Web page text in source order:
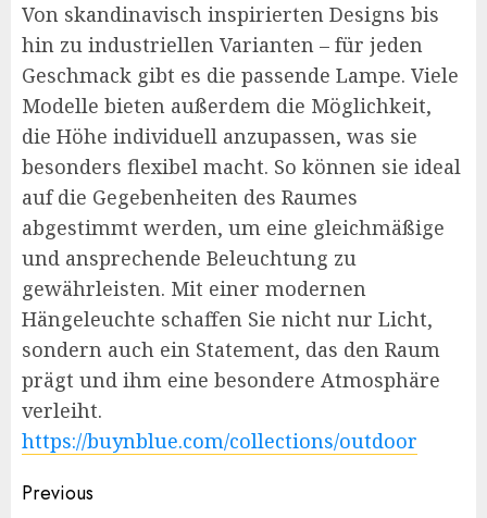
Von skandinavisch inspirierten Designs bis
hin zu industriellen Varianten – für jeden
Geschmack gibt es die passende Lampe. Viele
Modelle bieten außerdem die Möglichkeit,
die Höhe individuell anzupassen, was sie
besonders flexibel macht. So können sie ideal
auf die Gegebenheiten des Raumes
abgestimmt werden, um eine gleichmäßige
und ansprechende Beleuchtung zu
gewährleisten. Mit einer modernen
Hängeleuchte schaffen Sie nicht nur Licht,
sondern auch ein Statement, das den Raum
prägt und ihm eine besondere Atmosphäre
verleiht.
https://buynblue.com/collections/outdoor
Post
Previous